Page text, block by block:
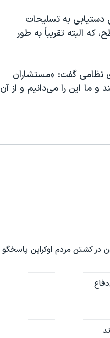
به تسلیحات
البته تقریباً به طور
نظامی گفت: «مستشاران
و ما این را می‌دانیم و از آن
در کشتن مردم اوکراین پاسخگو